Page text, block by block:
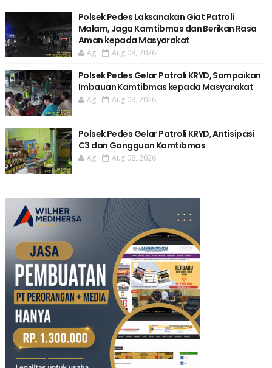
Polsek Pedes Laksanakan Giat Patroli
Malam, Jaga Kamtibmas dan Berikan Rasa
Aman kepada Masyarakat
Ag Aug 08, 2026
Polsek Pedes Gelar Patroli KRYD, Sampaikan
Imbauan Kamtibmas kepada Masyarakat
Ag Aug 08, 2026
Polsek Pedes Gelar Patroli KRYD, Antisipasi
C3 dan Gangguan Kamtibmas
Ag Aug 08, 2026